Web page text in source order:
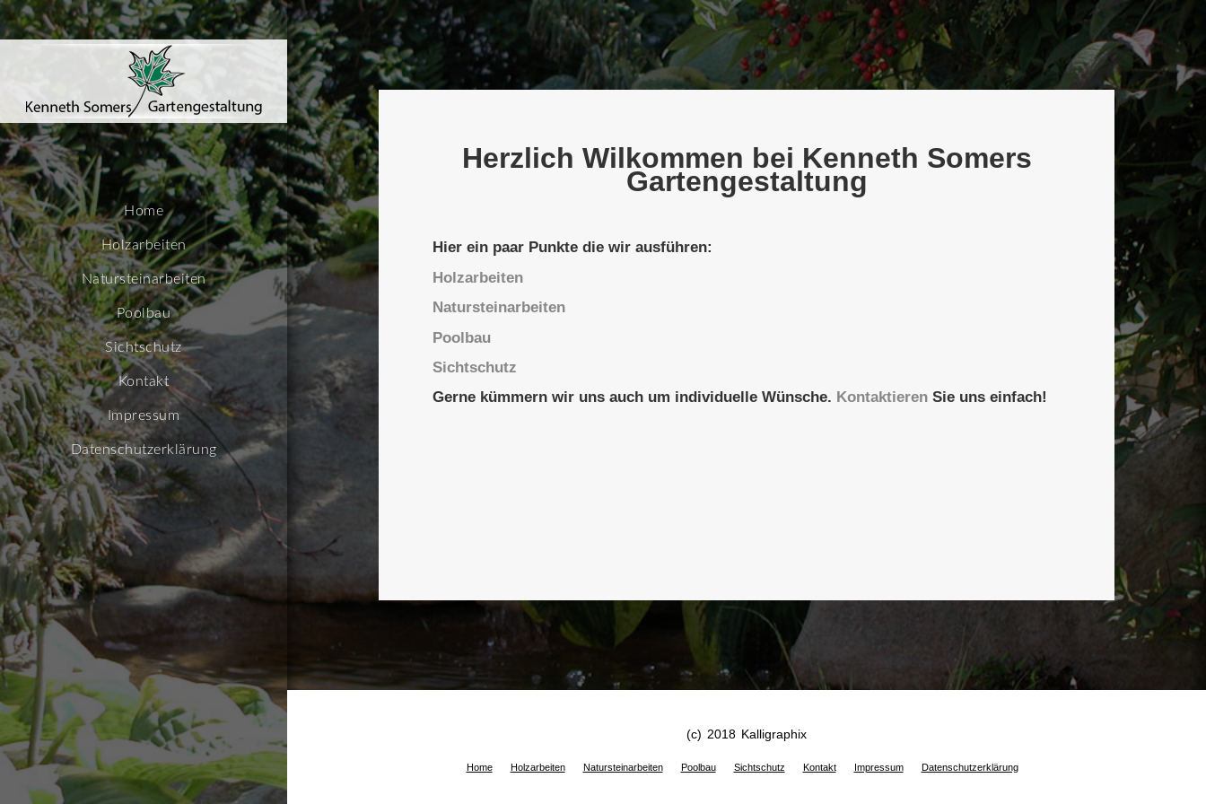
Home
Holzarbeiten
Natursteinarbeiten
Poolbau
Sichtschutz
Kontakt
Impressum
Datenschutzerklärung
Herzlich Wilkommen bei Kenneth Somers
Gartengestaltung
Hier ein paar Punkte die wir ausführen:
Holzarbeiten
Natursteinarbeiten
Poolbau
Sichtschutz
Gerne kümmern wir uns auch um individuelle Wünsche. Kontaktieren Sie uns einfach!
(c) 2018 Kalligraphix
Home Holzarbeiten Natursteinarbeiten Poolbau Sichtschutz Kontakt Impressum Datenschutzerklärung